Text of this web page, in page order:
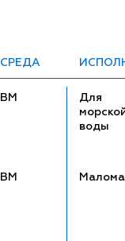
СРЕДА
ВМ
Для
воды
ВМ